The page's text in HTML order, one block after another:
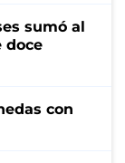
sumó al
doce
con